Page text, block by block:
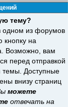
тему?
одном из форумов
кнопку на
Возможно, вам
перед отправкой
Доступные
внизу страниц
можете
отвечать на